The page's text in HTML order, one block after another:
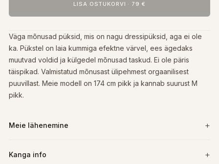
LISA OSTUKORVI · 79 €
Väga mõnusad püksid, mis on nagu dressipüksid, aga ei ole
ka. Pükstel on laia kummiga efektne värvel, ees ägedaks
muutvad voldid ja külgedel mõnusad taskud. Ei ole päris
täispikad. Valmistatud mõnusast ülipehmest orgaanilisest
puuvillast. Meie modell on 174 cm pikk ja kannab suurust M
pikk.
Meie lähenemine
Kanga info